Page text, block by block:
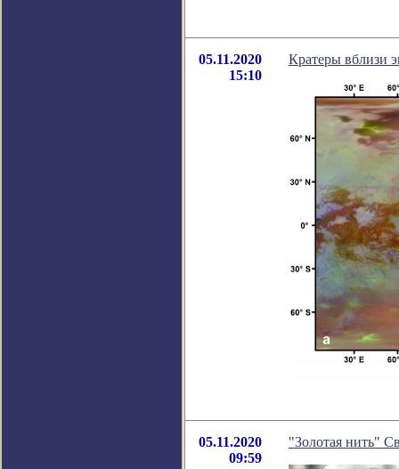
05.11.2020
15:10
Кратеры вблизи
05.11.2020
09:59
"Золотая нить"